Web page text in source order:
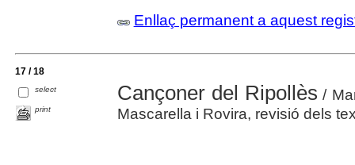
Enllaç permanent a aquest
17 / 18
select
print
Cançoner del Ripollès /
Mascarella i Rovira, revisió dels